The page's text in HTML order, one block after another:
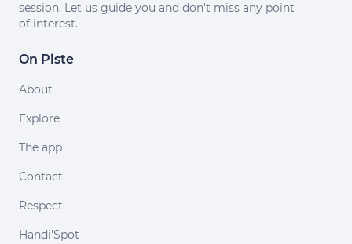
session. Let us guide you and don't miss any point
of interest.
On Piste
About
Explore
The app
Contact
Respect
Handi'Spot